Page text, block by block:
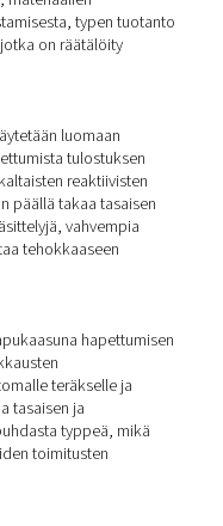
joista voi
Vähemmän
päästöjä ja vähemmän
ja kuljetuksen
käsittelyä tai